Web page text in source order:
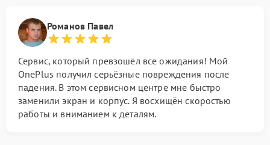
Романов Павел
Сервис, который превзошёл все ожидания! Мой
OnePlus получил серьёзные повреждения после
падения. В этом сервисном центре мне быстро
заменили экран и корпус. Я восхищён скоростью
работы и вниманием к деталям.